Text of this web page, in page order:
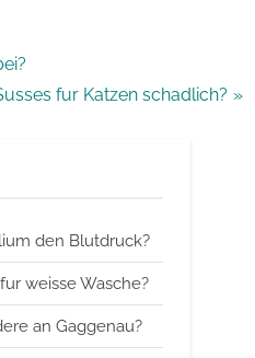
fur Katzen schadlich?
den Blutdruck?
weisse Wasche?
an Gaggenau?